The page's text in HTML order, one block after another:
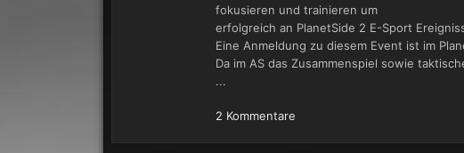
fokusieren und trainieren um
erfolgreich an PlanetSide 2 E-Sport
Eine Anmeldung zu diesem Event ist im
Da im AS das Zusammenspiel sowie
...
2 Kommentare